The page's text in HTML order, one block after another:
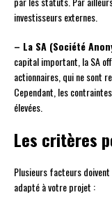
investisseurs externes.
– La SA (Société
capital important, la SA
actionnaires, qui ne sont
Cependant, les
élevées.
Les critères
Plusieurs facteurs
adapté à votre projet :